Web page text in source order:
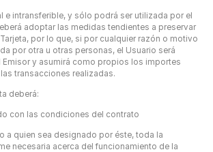
e intransferible, y sólo podrá ser utilizada por el
adoptar las medidas tendientes a preservar
por lo que, si por cualquier razón o motivo
por otra u otras personas, el Usuario será
Emisor y asumirá como propios los importes
transacciones realizadas.
deberá:
con las condiciones del contrato
a quien sea designado por éste, toda la
necesaria acerca del funcionamiento de la